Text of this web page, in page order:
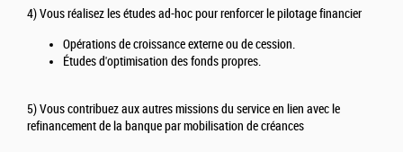
4) Vous réalisez les études ad-hoc pour renforcer le pilotage financier
Opérations de croissance externe ou de cession.
Études d'optimisation des fonds propres.
5) Vous contribuez aux autres missions du service en lien avec le
refinancement de la banque par mobilisation de créances